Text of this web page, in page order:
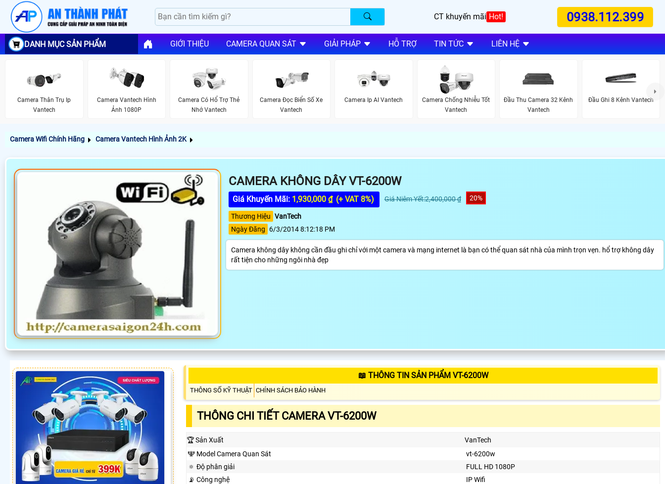
CT khuyến mãi Hot! 0938.112.399
DANH MỤC SẢN PHẨM GIỚI THIỆU CAMERA QUAN SÁT GIẢI PHÁP HỖ TRỢ TIN TỨC LIÊN HỆ
Camera Thân Trụ Ip
Vantech
Camera Vantech Hình
Ảnh 1080P
Camera Có Hổ Trợ Thẻ
Nhớ Vantech
Camera Đọc Biển Số Xe
Vantech
Camera Ip AI Vantech
Camera Chống Nhiễu Tốt
Vantech
Đầu Thu Camera 32 Kênh
Vantech
Đầu Ghi 8 Kênh Vantech
Camera Wifi Chính Hãng Camera Vantech Hình Ảnh 2K
CAMERA KHÔNG DÂY VT-6200W
Giá Khuyến Mãi: 1,930,000 ₫ (+ VAT 8%) Giá Niêm Yết:2,400,000 ₫ 20%
Thương Hiệu VanTech
Ngày Đăng
6/3/2014 8:12:18 PM
Camera không dây không cần đầu ghi chỉ với một camera và mạng internet là bạn có thể quan sát nhà của mình trọn vẹn. hổ trợ không dây
rất tiện cho những ngôi nhà đẹp
📖 THÔNG TIN SẢN PHẨM VT-6200W
THÔNG SỐ KỸ THUẬT CHÍNH SÁCH BẢO HÀNH
THÔNG CHI TIẾT CAMERA VT-6200W
🏆 Sản Xuất
VanTech
🕎 Model Camera Quan Sát
vt-6200w
🔅 Độ phân giải
FULL HD 1080P
📡 Công nghệ
IP Wifi